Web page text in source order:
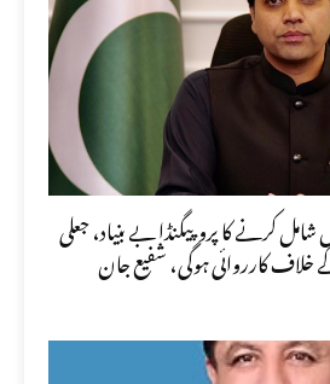
کرنے کا پروپیگنڈا بے بنیاد، جعلی
خلاف کارروائی ہوگی، شفیع جان